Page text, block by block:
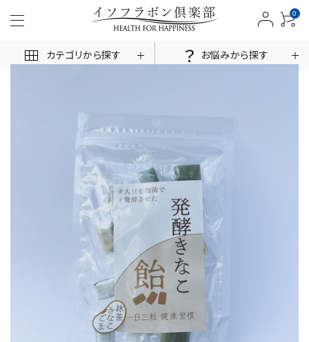
0
カテゴリから探す お悩みから探す
ACCOUNT MENU
新規会員登録
お悩みから探す